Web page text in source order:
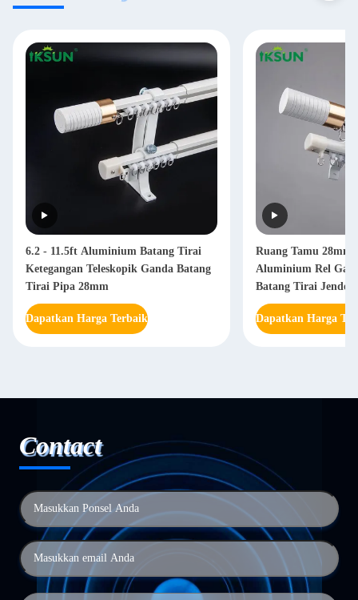
6.2 - 11.5ft Aluminium Batang Tirai
Ketegangan Teleskopik Ganda Batang
Tirai Pipa 28mm
Dapatkan Harga Terbaik
Ruang Tamu 28mm
Aluminium Rel
Batang Tirai Jendela
Dapatkan Harga
Contact